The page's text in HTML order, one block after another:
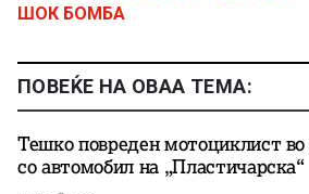
ШОК БОМБА
ПОВЕЌЕ НА ОВАА ТЕМА:
Тешко повреден мотоциклист во
со автомобил на „Пластичарска“